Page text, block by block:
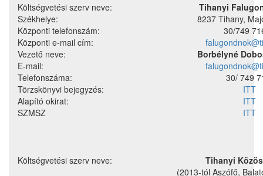
Költségvetési szerv neve:
Tihanyi
Székhelye:
8237 Tihany,
Központi telefonszám:
30/749
Központi e-mail cím:
Vezető neve:
Borbélyné
E-mail:
Telefonszáma:
30/ 749
Törzskönyvi bejegyzés:
ITT
Alapító okirat:
ITT
SZMSZ
ITT
Költségvetési szerv neve:
Tihanyi
(2013-tól Aszófő,